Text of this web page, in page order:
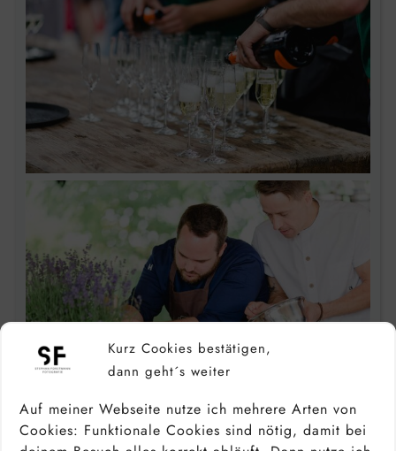
Kurz Cookies bestätigen,
dann geht´s weiter
Auf meiner Webseite nutze ich mehrere Arten von
Cookies: Funktionale Cookies sind nötig, damit bei